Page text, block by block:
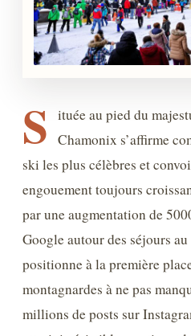
S
ituée au pied du
Chamonix s’affirme
ski les plus célèbres et
engouement toujours
par une augmentation de
Google autour des séjours
positionne à la première
montagnardes à ne pas
millions de posts sur